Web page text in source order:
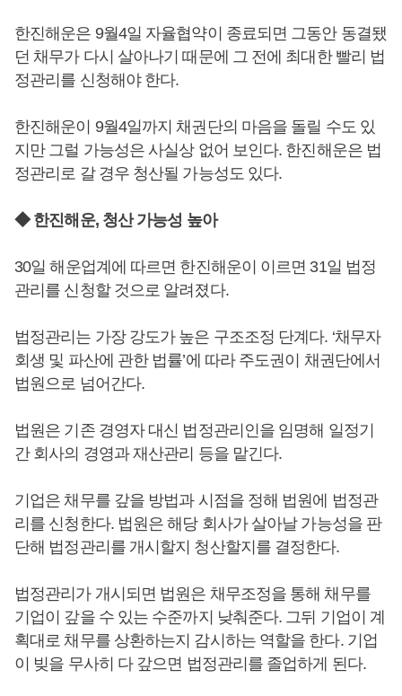
한진해운은 9월4일 자율협약이 종료되면 그동안 동결됐
던 채무가 다시 살아나기 때문에 그 전에 최대한 빨리 법
정관리를 신청해야 한다.
한진해운이 9월4일까지 채권단의 마음을 돌릴 수도 있
지만 그럴 가능성은 사실상 없어 보인다. 한진해운은 법
정관리로 갈 경우 청산될 가능성도 있다.
◆ 한진해운, 청산 가능성 높아
30일 해운업계에 따르면 한진해운이 이르면 31일 법정
관리를 신청할 것으로 알려졌다.
법정관리는 가장 강도가 높은 구조조정 단계다. ‘채무자
회생 및 파산에 관한 법률’에 따라 주도권이 채권단에서
법원으로 넘어간다.
법원은 기존 경영자 대신 법정관리인을 임명해 일정기
간 회사의 경영과 재산관리 등을 맡긴다.
기업은 채무를 갚을 방법과 시점을 정해 법원에 법정관
리를 신청한다. 법원은 해당 회사가 살아날 가능성을 판
단해 법정관리를 개시할지 청산할지를 결정한다.
법정관리가 개시되면 법원은 채무조정을 통해 채무를
기업이 갚을 수 있는 수준까지 낮춰준다. 그뒤 기업이 계
획대로 채무를 상환하는지 감시하는 역할을 한다. 기업
이 빚을 무사히 다 갚으면 법정관리를 졸업하게 된다.